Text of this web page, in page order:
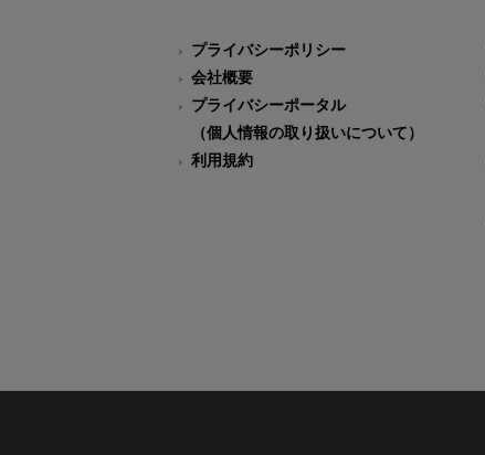
プライバシーポリシー
会社概要
プライバシーポータル
（個人情報の取り扱いについて）
利用規約